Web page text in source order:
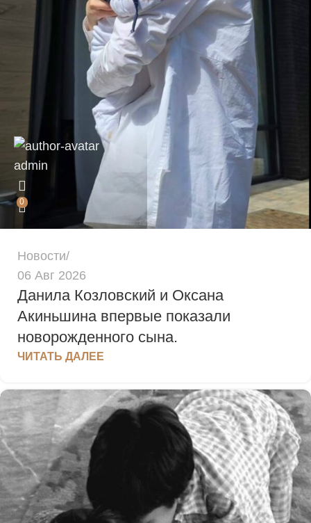
admin
0
Новости
06 Авг 2026
Данила Козловский и Оксана
Акиньшина впервые показали
новорожденного сына.
ЧИТАТЬ ДАЛЕЕ